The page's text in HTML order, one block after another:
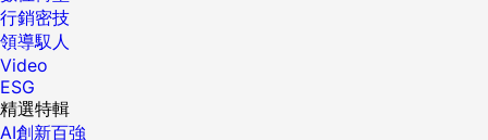
行銷密技
領導馭人
Video
ESG
精選特輯
AI創新百強